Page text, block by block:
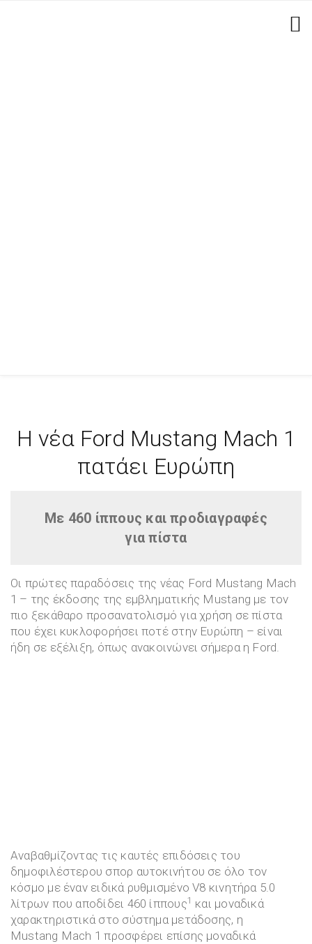
Η νέα Ford Mustang Mach 1
πατάει Ευρώπη
Με 460 ίππους και προδιαγραφές
για πίστα
Οι πρώτες παραδόσεις της νέας Ford Mustang Mach
1 – της έκδοσης της εμβληματικής Mustang με τον
πιο ξεκάθαρο προσανατολισμό για χρήση σε πίστα
που έχει κυκλοφορήσει ποτέ στην Ευρώπη – είναι
ήδη σε εξέλιξη, όπως ανακοινώνει σήμερα η Ford.
Αναβαθμίζοντας τις καυτές επιδόσεις του
δημοφιλέστερου σπορ αυτοκινήτου σε όλο τον
κόσμο με έναν ειδικά ρυθμισμένο V8 κινητήρα 5.0
λίτρων που αποδίδει 460 ίππους1 και μοναδικά
χαρακτηριστικά στο σύστημα μετάδοσης, η
Mustang Mach 1 προσφέρει επίσης μοναδικά